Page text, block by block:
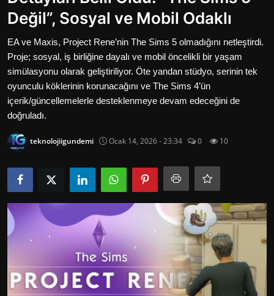
Oyun
İletisim
Aktüeller
E-Ticaret
Değil”, Sosyal ve Mobil Odaklı
EA ve Maxis, Project Rene’nin The Sims 5 olmadığını netleştirdi.
Proje; sosyal, iş birliğine dayalı ve mobil öncelikli bir yaşam
simülasyonu olarak geliştiriliyor. Öte yandan stüdyo, serinin tek
oyunculu köklerinin korunacağını ve The Sims 4’ün
içerik/güncellemelerle desteklenmeye devam edeceğini de
doğruladı.
teknolojiigundemi Ocak 14, 2026 - 23:34 0 10